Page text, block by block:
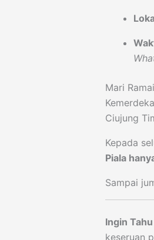
Mari
Ciujung
Kepada
Piala
Sampai
Ingin
keseruan